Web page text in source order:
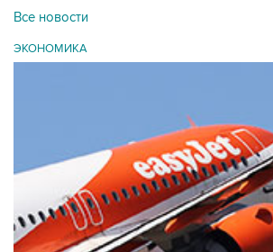
Все новости
ЭКОНОМИКА